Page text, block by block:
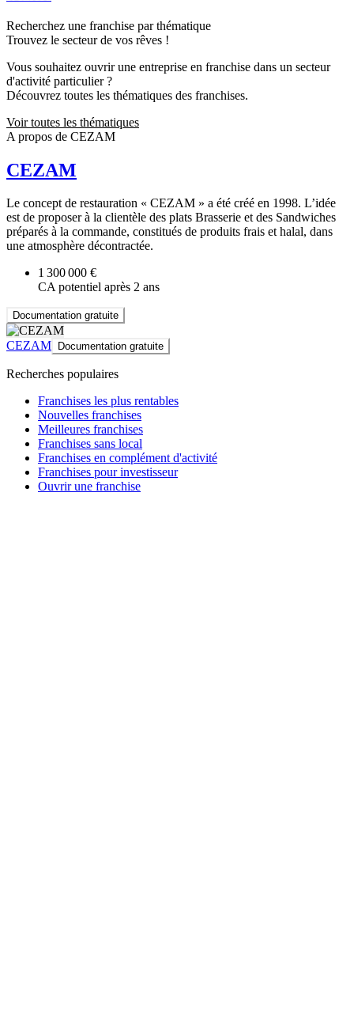
Recherchez une franchise par thématique
Trouvez le secteur de vos rêves !
Vous souhaitez ouvrir une entreprise en franchise dans un secteur
d'activité particulier ?
Découvrez toutes les thématiques des franchises.
Voir toutes les thématiques
A propos de CEZAM
CEZAM
Le concept de restauration « CEZAM » a été créé en 1998. L’idée
est de proposer à la clientèle des plats Brasserie et des Sandwiches
préparés à la commande, constitués de produits frais et halal, dans
une atmosphère décontractée.
1 300 000 €
CA potentiel après 2 ans
Documentation gratuite
CEZAM Documentation gratuite
Recherches populaires
Franchises les plus rentables
Nouvelles franchises
Meilleures franchises
Franchises sans local
Franchises en complément d'activité
Franchises pour investisseur
Ouvrir une franchise